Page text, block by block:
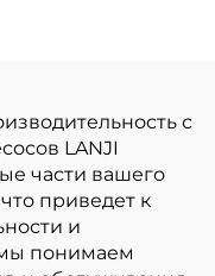
диванов,
очистка
с
LANJI
части вашего
приведет к
и
понимаем